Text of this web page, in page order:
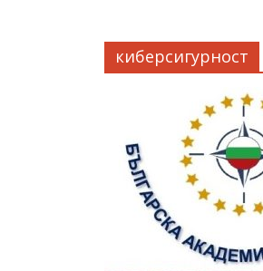
киберсигурност